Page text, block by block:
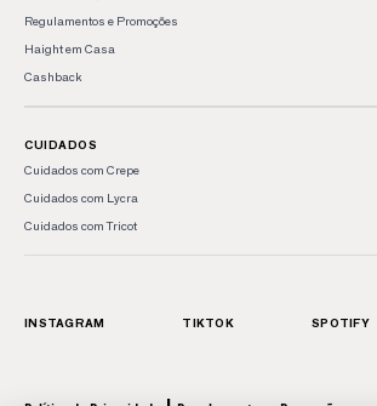
Regulamentos e Promoções
Haight em Casa
Cashback
CUIDADOS
Cuidados com Crepe
Cuidados com Lycra
Cuidados com Tricot
INSTAGRAM TIKTOK SPOTIFY